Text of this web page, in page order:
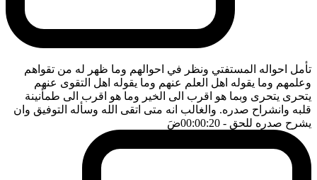
تأمل احواله المستفتي ونظر في احوالهم وما ظهر له من تقواهم
وعلمهم وما يقوله اهل العلم عنهم وما يقوله اهل التقوى عنهم
يتحرى يتحرى وبما هو اقرب الى الخير وما هو اقرب الى طمأنينة
قلبه وانشراح صدره. والغالب انه متى اتقى الله وسأله التوفيق وان
يشرح صدره للحق - 00:00:20 ضَ